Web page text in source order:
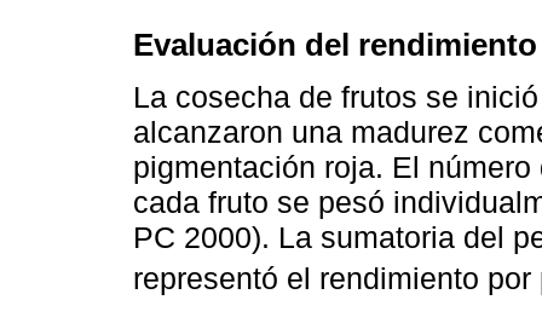
Evaluación del rendimiento
La cosecha de frutos se
alcanzaron una madurez
pigmentación roja. El
cada fruto se pesó
PC 2000). La sumatoria del
representó el rendimiento